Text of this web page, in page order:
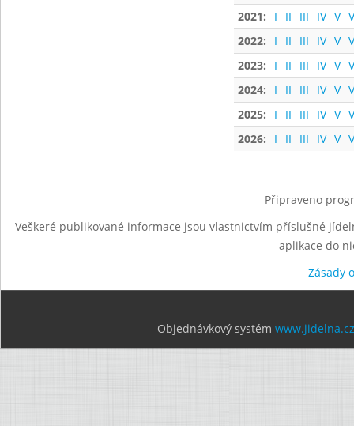
2021:
I II III IV V
2022:
I II III IV V
2023:
I II III IV V
2024:
I II III IV V
2025:
I II III IV V
2026:
I II III IV V
Připraveno
Veškeré publikované informace jsou vlastnictvím příslušné
aplikace do
Zásady
Objednávkový systém www.jidelna.cz